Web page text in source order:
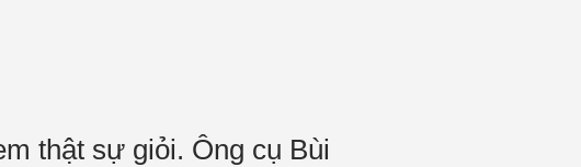
thật sự giỏi. Ông cụ Bùi